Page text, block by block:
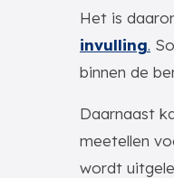
Het is
invulling.
binnen de
Daarnaast
meetellen
wordt